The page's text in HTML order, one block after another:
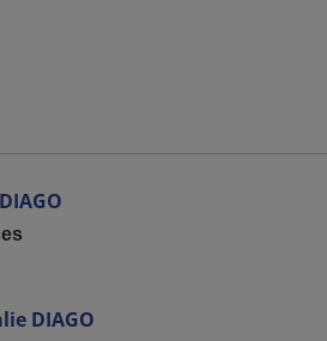
DIAGO
DIAGO